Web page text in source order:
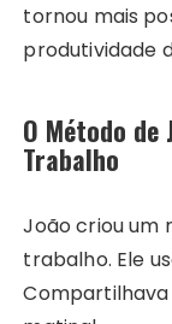
tornou mais
produtividade
O Método
Trabalho
João criou um
trabalho. Ele
Compartilhava